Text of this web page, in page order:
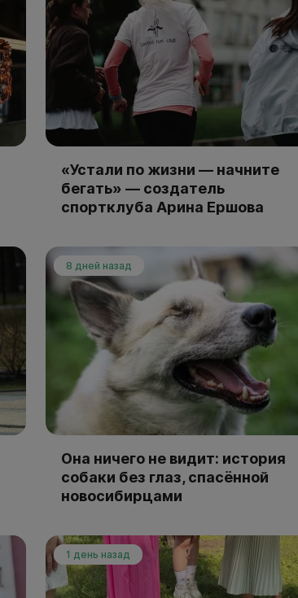
«Устали по жизни — начните
бегать» — создатель
спортклуба Арина Ершова
8 дней назад
Она ничего не видит: история
собаки без глаз, спасённой
новосибирцами
1 день назад